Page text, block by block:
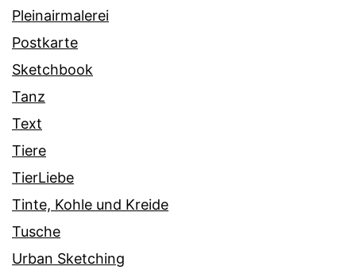
Pleinairmalerei
Postkarte
Sketchbook
Tanz
Text
Tiere
TierLiebe
Tinte, Kohle und Kreide
Tusche
Urban Sketching